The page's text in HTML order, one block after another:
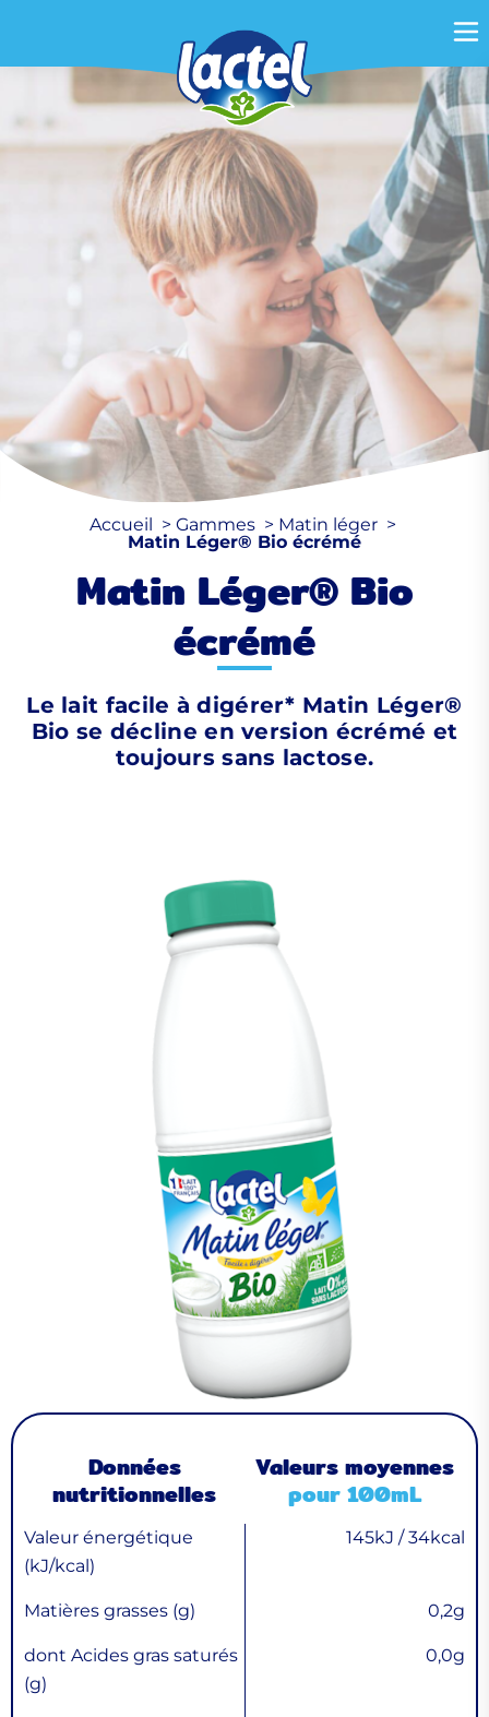
Accueil Gammes
Matin léger
Matin Léger® Bio écrémé
Matin Léger® Bio
écrémé
Le lait facile à digérer* Matin Léger®
Bio se décline en version écrémé et
toujours sans lactose.
Données
nutritionnelles
Valeurs moyennes
pour 100mL
Valeur énergétique
(kJ/kcal)
145kJ / 34kcal
Matières grasses (g) 0,2g
dont Acides gras saturés
(g)
0,0g